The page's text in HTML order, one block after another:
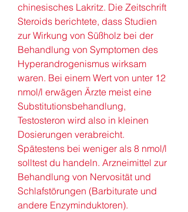
chinesisches Lakritz. Die Zeitschrift
Steroids berichtete, dass Studien
zur Wirkung von Süßholz bei der
Behandlung von Symptomen des
Hyperandrogenismus wirksam
waren. Bei einem Wert von unter 12
nmol/l erwägen Ärzte meist eine
Substitutionsbehandlung,
Testosteron wird also in kleinen
Dosierungen verabreicht.
Spätestens bei weniger als 8 nmol/l
solltest du handeln. Arzneimittel zur
Behandlung von Nervosität und
Schlafstörungen (Barbiturate und
andere Enzyminduktoren).